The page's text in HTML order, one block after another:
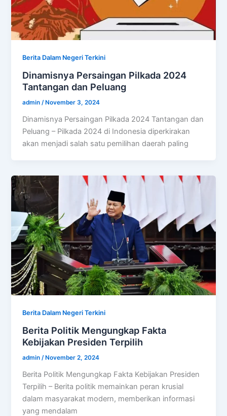
Berita Dalam Negeri Terkini
Dinamisnya Persaingan Pilkada 2024
Tantangan dan Peluang
admin /November 3, 2024
Dinamisnya Persaingan Pilkada 2024 Tantangan dan
Peluang – Pilkada 2024 di Indonesia diperkirakan
akan menjadi salah satu pemilihan daerah paling
Berita Dalam Negeri Terkini
Berita Politik Mengungkap Fakta
Kebijakan Presiden Terpilih
admin/November 2, 2024
Berita Politik Mengungkap Fakta Kebijakan Presiden
Terpilih – Berita politik memainkan peran krusial
dalam masyarakat modern, memberikan informasi
yang mendalam